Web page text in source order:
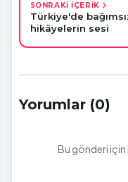
SONRAKİ İÇERİK
Türkiye'de
hikâyelerin sesi
Yorumlar (0)
Bu gönderi için